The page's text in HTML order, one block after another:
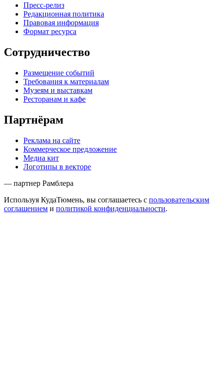
Пресс-релиз
Редакционная политика
Правовая информация
Формат ресурса
Сотрудничество
Размещение событий
Требования к материалам
Музеям и выставкам
Ресторанам и кафе
Партнёрам
Реклама на сайте
Коммерческое предложение
Медиа кит
Логотипы в векторе
— партнер Рамблера
Используя КудаТюмень, вы соглашаетесь с пользовательским
соглашением и политикой конфиденциальности.